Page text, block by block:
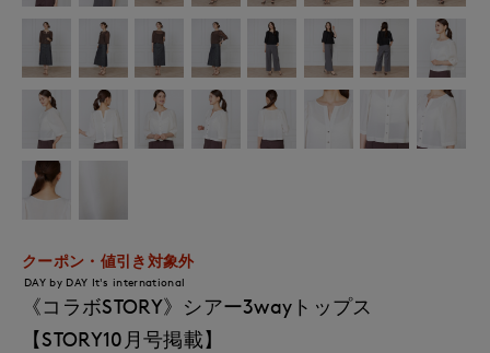
クーポン・値引き対象外
DAY by DAY It's international
《コラボSTORY》シアー3wayトップス
【STORY10月号掲載】